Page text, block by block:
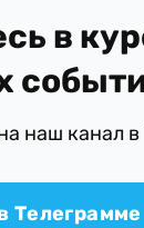
в
наш канал в
Телеграмме